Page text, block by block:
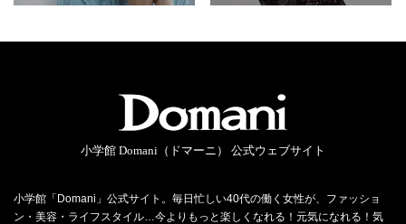
小学館 Domani（ドマーニ） 公式ウェブサイト
小学館「Domani」公式サイト。毎日忙しい40代の働く女性が、ファッショ
ン・美容・ライフスタイル…今よりもっと楽しくなれる！元気になれる！気